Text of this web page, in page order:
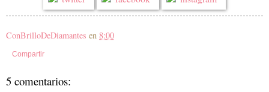
ConBrilloDeDiamantes en 8:00
Compartir
5 comentarios: